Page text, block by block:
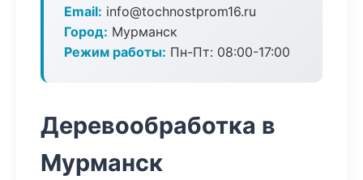
Email: info@tochnostprom16.ru
Город: Мурманск
Режим работы: Пн-Пт: 08:00-17:00
Деревообработка в
Мурманск